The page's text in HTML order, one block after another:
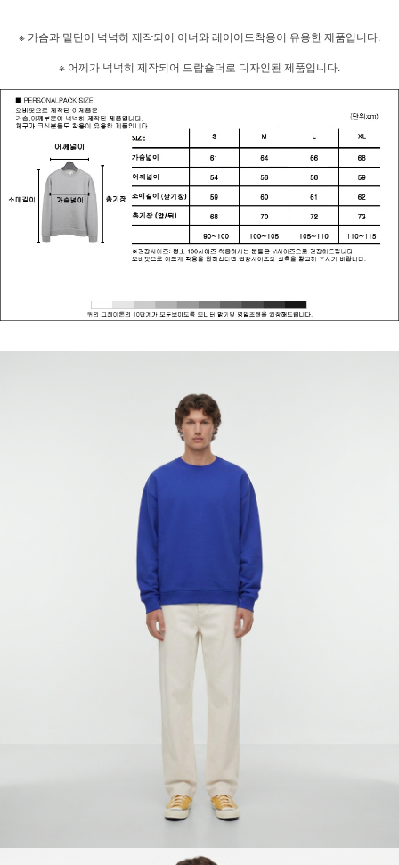
※ 가슴과 밑단이 넉넉히 제작되어 이너와 레이어드착용이 유용한 제품입니다.
※ 어께가 넉넉히 제작되어 드랍숄더로 디자인된 제품입니다.